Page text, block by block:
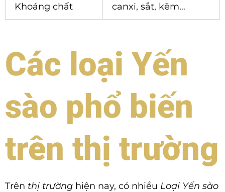
Khoáng chất canxi, sắt, kẽm…
Các loại Yến
sào phổ biến
trên thị trường
Trên thị trường hiện nay, có nhiều Loại Yến sào